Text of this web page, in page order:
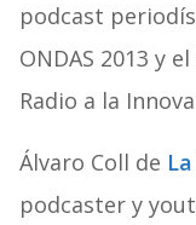
podcast
ONDAS 2013 y
Radio a la
Álvaro Coll de
podcaster y